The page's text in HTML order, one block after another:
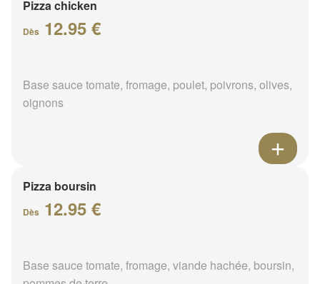
Pizza chicken
Dès 12.95 €
Base sauce tomate, fromage, poulet, poivrons, olives,
oignons
Pizza boursin
Dès 12.95 €
Base sauce tomate, fromage, viande hachée, boursin,